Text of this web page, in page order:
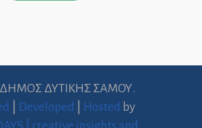
ΔΗΜΟΣ ΔΥΤΙΚΗΣ ΣΑΜΟΥ.
Developed Hosted by